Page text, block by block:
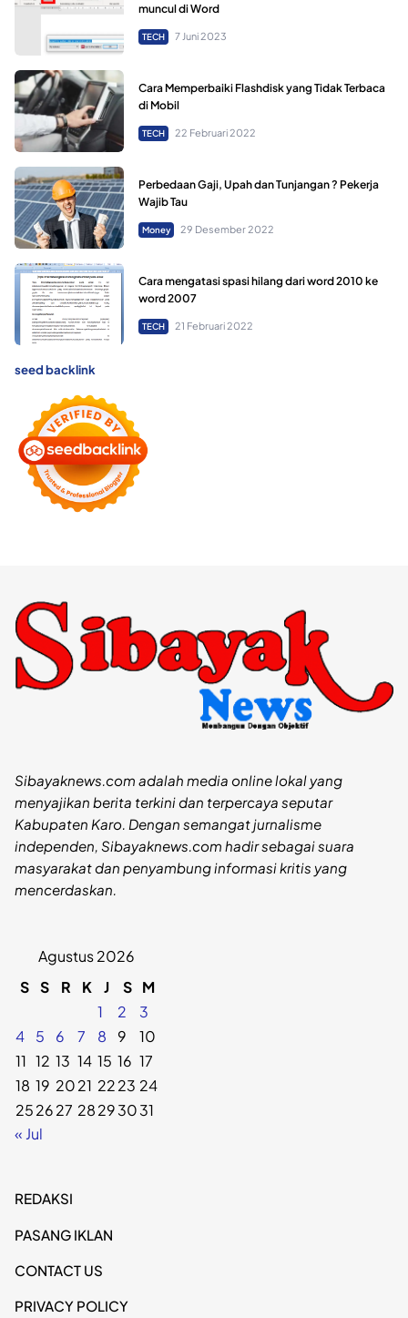
muncul di Word
TECH 7 Juni 2023
Cara Memperbaiki Flashdisk yang Tidak Terbaca
di Mobil
TECH 22 Februari 2022
Perbedaan Gaji, Upah dan Tunjangan ? Pekerja
Wajib Tau
Money 29 Desember 2022
Cara mengatasi spasi hilang dari word 2010 ke
word 2007
TECH 21 Februari 2022
seed backlink
Sibayaknews.com adalah media online lokal yang
menyajikan berita terkini dan terpercaya seputar
Kabupaten Karo. Dengan semangat jurnalisme
independen, Sibayaknews.com hadir sebagai suara
masyarakat dan penyambung informasi kritis yang
mencerdaskan.
Agustus 2026
S S R K J S M
1
2
3
4
5 6 7 8 9
10
11 12 13 14 15 16 17
18 19 2021 2223 24
252627 28293031
« Jul
REDAKSI
PASANG IKLAN
CONTACT US
PRIVACY POLICY